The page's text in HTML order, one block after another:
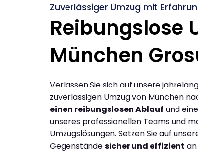
Zuverlässiger Umzug mit
Reibungslose
München
Verlassen Sie sich auf unsere
zuverlässigen Umzug von München
einen reibungslosen Ablauf und
unseres professionellen Teams und
Umzugslösungen. Setzen Sie auf
Gegenständesicher und effizient an